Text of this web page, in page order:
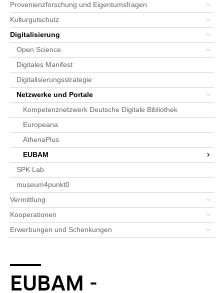
Provenienzforschung und Eigentumsfragen
Kulturgutschutz
Digitalisierung
Open Science
Digitales Manifest
Digitalisierungsstrategie
Netzwerke und Portale
Kompetenznetzwerk Deutsche Digitale Bibliothek
Europeana
AthenaPlus
EUBAM
SPK Lab
museum4punkt0
Vermittlung
Kooperationen
Erwerbungen und Schenkungen
EUBAM -